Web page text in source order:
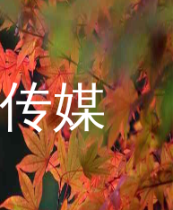
媒